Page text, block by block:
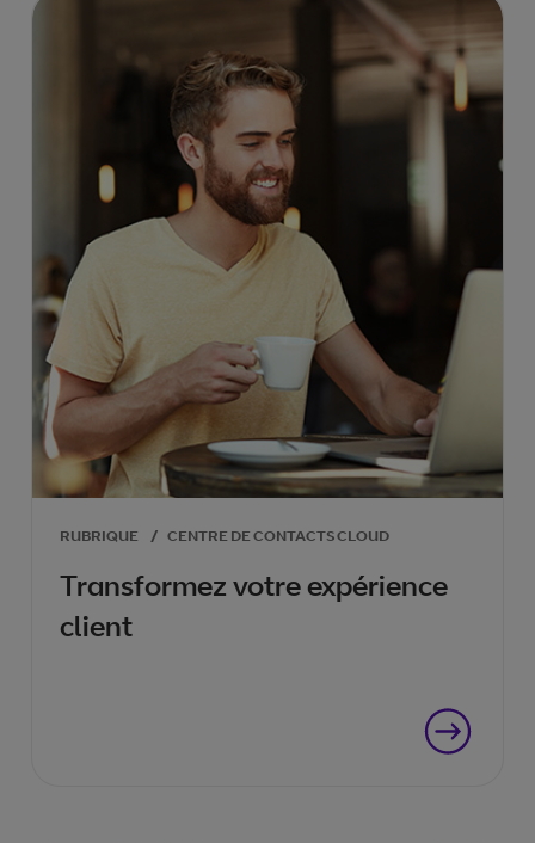
RUBRIQUE / CENTRE DE CONTACTS CLOUD
Transformez votre expérience
client